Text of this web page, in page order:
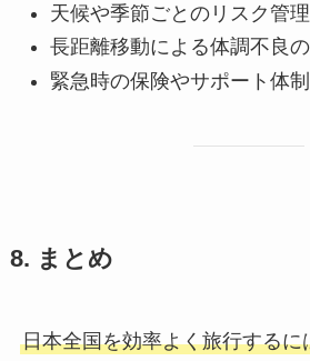
天候や季節ごとのリスク管理
長距離移動による体調不良
緊急時の保険やサポート体
8. まとめ
日本全国を効率よく旅行するに